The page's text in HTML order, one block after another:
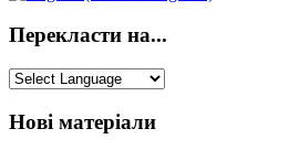
Перекласти на...
Нові матеріали